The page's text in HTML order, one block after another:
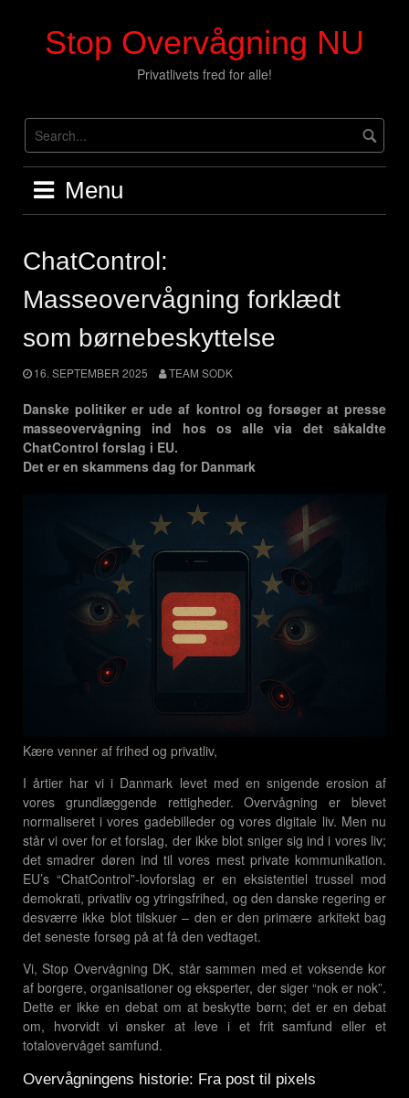
Stop Overvågning NU
Privatlivets fred for alle!
Menu
ChatControl:
Masseovervågning forklædt
som børnebeskyttelse
16. SEPTEMBER 2025 TEAM SODK
Danske politiker er ude af kontrol og forsøger at presse
masseovervågning ind hos os alle via det såkaldte
ChatControl forslag i EU.
Det er en skammens dag for Danmark
Kære venner af frihed og privatliv,
I årtier har vi i Danmark levet med en snigende erosion af
vores grundlæggende rettigheder. Overvågning er blevet
normaliseret i vores gadebilleder og vores digitale liv. Men nu
står vi over for et forslag, der ikke blot sniger sig ind i vores liv;
det smadrer døren ind til vores mest private kommunikation.
EU’s “ChatControl”-lovforslag er en eksistentiel trussel mod
demokrati, privatliv og ytringsfrihed, og den danske regering er
desværre ikke blot tilskuer – den er den primære arkitekt bag
det seneste forsøg på at få den vedtaget.
Vi, Stop Overvågning DK, står sammen med et voksende kor
af borgere, organisationer og eksperter, der siger “nok er nok”.
Dette er ikke en debat om at beskytte børn; det er en debat
om, hvorvidt vi ønsker at leve i et frit samfund eller et
totalovervåget samfund.
Overvågningens historie: Fra post til pixels